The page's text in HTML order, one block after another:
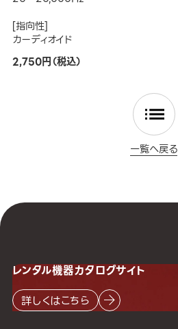
[指向性]
カーディオイド
2,750円（税込）
一覧へ戻る
レンタル機器カタログサイト
詳しくはこちら